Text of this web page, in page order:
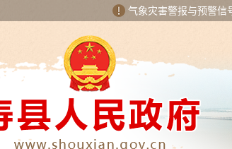
气象灾害警报与预警信